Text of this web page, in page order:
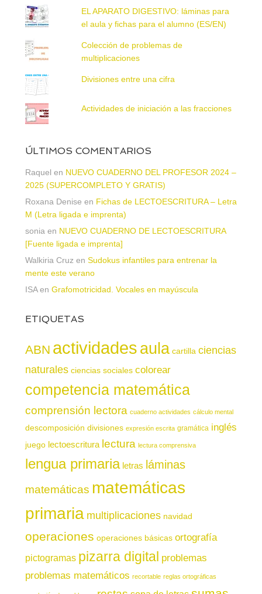
EL APARATO DIGESTIVO: láminas para
el aula y fichas para el alumno (ES/EN)
Colección de problemas de
multiplicaciones
Divisiones entre una cifra
Actividades de iniciación a las fracciones
ÚLTIMOS COMENTARIOS
Raquel en NUEVO CUADERNO DEL PROFESOR 2024 –
2025 (SUPERCOMPLETO Y GRATIS)
Roxana Denise en Fichas de LECTOESCRITURA – Letra
M (Letra ligada e imprenta)
sonia en NUEVO CUADERNO DE LECTOESCRITURA
[Fuente ligada e imprenta]
Walkiria Cruz en Sudokus infantiles para entrenar la
mente este verano
ISAen Grafomotricidad. Vocales en mayúscula
ETIQUETAS
ABN actividadesaula cartilla ciencias
naturales ciencias sociales colorear
competencia matemática
comprensión lectora cuaderno actividades cálculo mental
descomposición divisiones expresión escrita gramática inglés
juego lectoescritura lectura lectura comprensiva
lengua primaria letras láminas
matemáticas matemáticas
primaria multiplicaciones navidad
operaciones operaciones básicas ortografía
pictogramas pizarra digital problemas
problemas matemáticos recortable reglas ortográficas